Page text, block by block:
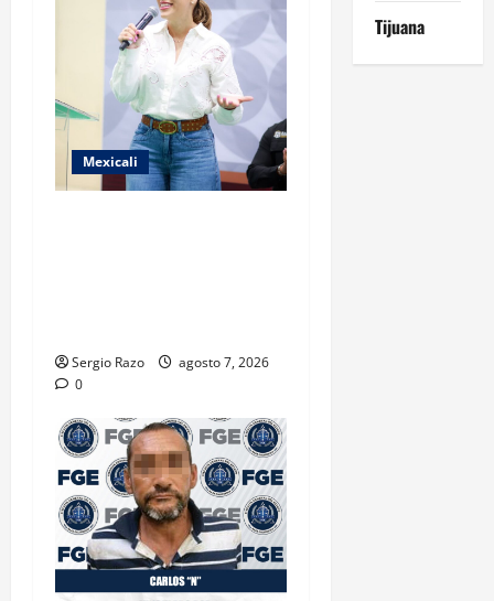
Mexicali
Sergio Razo
agosto 7, 2026
0
Tijuana